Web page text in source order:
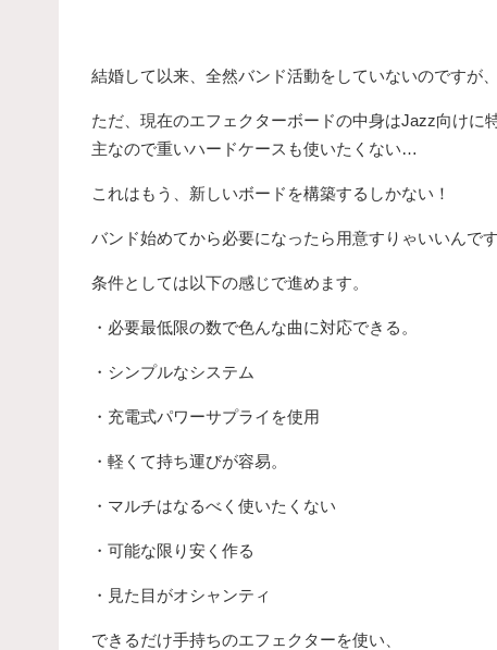
結婚して以来、全然バンド活動をしていないのですが
ただ、現在のエフェクターボードの中身はJazz向け
主なので重いハードケースも使いたくない…
これはもう、新しいボードを構築するしかない！
バンド始めてから必要になったら用意すりゃいいんで
条件としては以下の感じで進めます。
・必要最低限の数で色んな曲に対応できる。
・シンプルなシステム
・充電式パワーサプライを使用
・軽くて持ち運びが容易。
・マルチはなるべく使いたくない
・可能な限り安く作る
・見た目がオシャンティ
できるだけ手持ちのエフェクターを使い、